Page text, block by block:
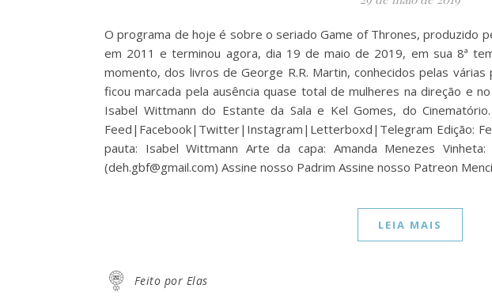
O programa de hoje é sobre o seriado Game of Thrones, produzido
em 2011 e terminou agora, dia 19 de maio de 2019, em sua 8ª
momento, dos livros de George R.R. Martin, conhecidos pelas
ficou marcada pela ausência quase total de mulheres na direção e
Isabel Wittmann do Estante da Sala e Kel Gomes, do
Feed|Facebook|Twitter|Instagram|Letterboxd|Telegram Edição:
pauta: Isabel Wittmann Arte da capa: Amanda Menezes
(deh.gbf@gmail.com) Assine nosso Padrim Assine nosso Patreon
LEIA MAIS
Feito por Elas